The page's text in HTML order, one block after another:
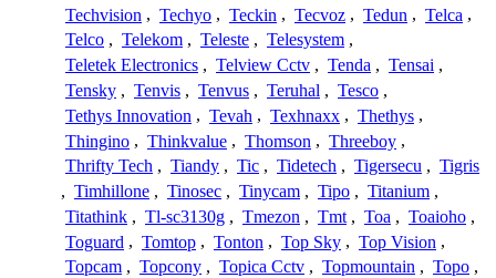
Techvision , Techyo , Teckin , Tecvoz , Tedun , Telca ,
Telco , Telekom , Teleste , Telesystem ,
Teletek Electronics , Telview Cctv , Tenda , Tensai ,
Tensky , Tenvis , Tenvus , Teruhal , Tesco ,
Tethys Innovation , Tevah , Texhnaxx , Thethys ,
Thingino , Thinkvalue , Thomson , Threeboy ,
Thrifty Tech , Tiandy , Tic , Tidetech , Tigersecu , Tigris
, Timhillone , Tinosec , Tinycam , Tipo , Titanium ,
Titathink , Tl-sc3130g , Tmezon , Tmt , Toa , Toaioho ,
Toguard , Tomtop , Tonton , Top Sky , Top Vision ,
Topcam , Topcony , Topica Cctv , Topmountain , Topo ,